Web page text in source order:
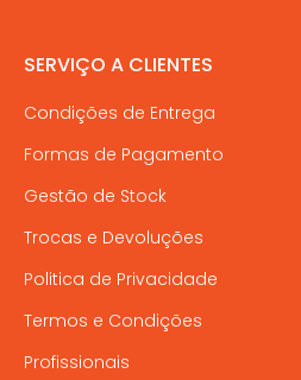
SERVIÇO A CLIENTES
Condições de Entrega
Formas de Pagamento
Gestão de Stock
Trocas e Devoluções
Politica de Privacidade
Termos e Condições
Profissionais